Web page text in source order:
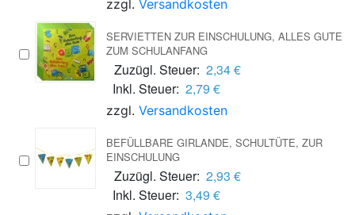
zzgl. Versandkosten
SERVIETTEN ZUR EINSCHULUNG, ALLES GUTE
ZUM SCHULANFANG
Zuzügl. Steuer: 2,34 €
Inkl. Steuer: 2,79 €
zzgl. Versandkosten
BEFÜLLBARE GIRLANDE, SCHULTÜTE, ZUR
EINSCHULUNG
Zuzügl. Steuer: 2,93 €
Inkl. Steuer: 3,49 €